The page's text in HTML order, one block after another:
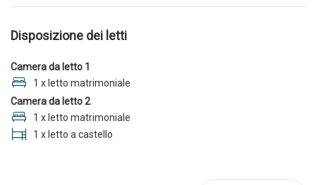
Disposizione dei letti
Camera da letto 1
1 x letto matrimoniale
Camera da letto 2
1 x letto matrimoniale
1 x letto a castello